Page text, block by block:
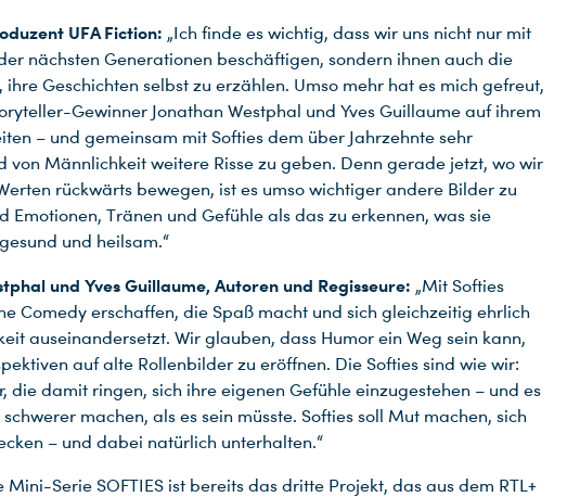
UFA Fiction: „Ich finde es wichtig, dass wir uns nicht nur mit
nächsten Generationen beschäftigen, sondern ihnen auch die
ihre Geschichten selbst zu erzählen. Umso mehr hat es mich gefreut,
Gewinner Jonathan Westphal und Yves Guillaume auf ihrem
– und gemeinsam mit Softies dem über Jahrzehnte sehr
von Männlichkeit weitere Risse zu geben. Denn gerade jetzt, wo wir
rückwärts bewegen, ist es umso wichtiger andere Bilder zu
Emotionen, Tränen und Gefühle als das zu erkennen, was sie
und heilsam.“
und Yves Guillaume, Autoren und Regisseure: „Mit Softies
Comedy erschaffen, die Spaß macht und sich gleichzeitig ehrlich
auseinandersetzt. Wir glauben, dass Humor ein Weg sein kann,
auf alte Rollenbilder zu eröffnen. Die Softies sind wie wir:
die damit ringen, sich ihre eigenen Gefühle einzugestehen – und es
machen, als es sein müsste. Softies soll Mut machen, sich
– und dabei natürlich unterhalten.“
Serie SOFTIES ist bereits das dritte Projekt, das aus dem RTL+